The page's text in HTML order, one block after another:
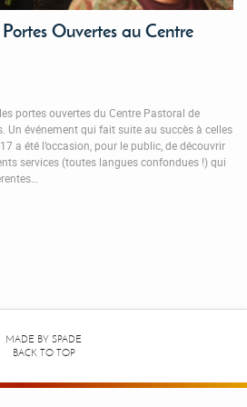
Ouvertes au Centre
portes ouvertes du Centre Pastoral de
Un événement qui fait suite au succès à celles
a été l’occasion, pour le public, de découvrir
services (toutes langues confondues !) qui
MADE BY SPADE
BACK TO TOP